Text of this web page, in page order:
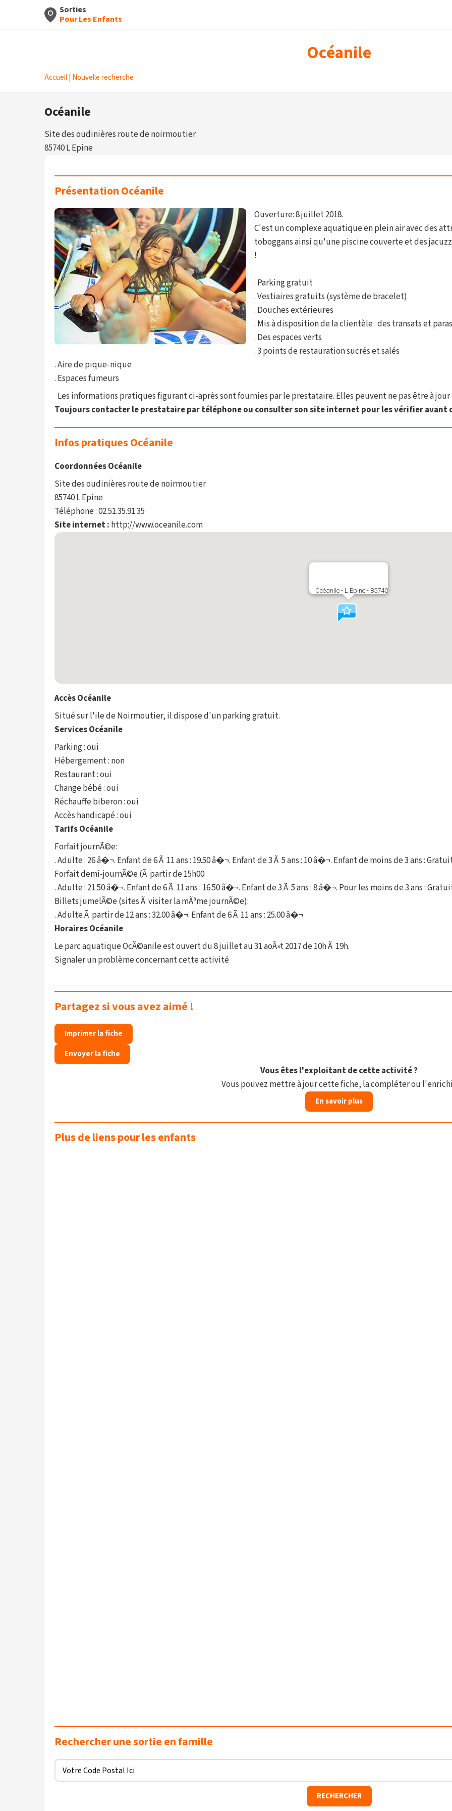
Sorties
Pour Les Enfants
Océanile
Accueil Nouvelle recherche
Océanile
Site des oudinières route de noirmoutier
85740 L Epine
Présentation Océanile
Ouverture: 8 juillet 2018.
C'est un complexe aquatique en plein air avec des
toboggans ainsi qu'une piscine couverte et des
!
. Parking gratuit
. Vestiaires gratuits (système de bracelet)
. Douches extérieures
. Mis à disposition de la clientèle : des transats et
. Des espaces verts
. 3 points de restauration sucrés et salés
. Aire de pique-nique
. Espaces fumeurs
Les informations pratiques figurant ci-après sont fournies par le prestataire. Elles peuvent ne pas être à
Toujours contacter le prestataire par téléphone ou consulter son site internet pour les vérifier avant
Infos pratiques Océanile
Coordonnées Océanile
Site des oudinières route de noirmoutier
85740 L Epine
Téléphone : 02.51.35.91.35
Site internet : http://www.oceanile.com
Océanile - L Epine - 85740
Accès Océanile
Situé sur l'ile de Noirmoutier, il dispose d'un parking gratuit.
Services Océanile
Parking : oui
Hébergement : non
Restaurant : oui
Change bébé : oui
Réchauffe biberon : oui
Accès handicapé : oui
Tarifs Océanile
Forfait journÃ©e:
. Adulte : 26 â�¬. Enfant de 6 Ã 11 ans : 19.50 â�¬. Enfant de 3 Ã 5 ans : 10 â�¬. Enfant de moins de 3 ans :
Forfait demi-journÃ©e (Ã partir de 15h00
. Adulte : 21.50 â�¬. Enfant de 6 Ã 11 ans : 16.50 â�¬. Enfant de 3 Ã 5 ans : 8 â�¬. Pour les moins de 3 ans :
Billets jumelÃ©e (sites Ã visiter la mÃªme journÃ©e):
. Adulte Ã partir de 12 ans : 32.00 â�¬. Enfant de 6 Ã 11 ans : 25.00 â�¬
Horaires Océanile
Le parc aquatique OcÃ©anile est ouvert du 8 juillet au 31 aoÃ»t 2017 de 10h Ã 19h.
Signaler un problème concernant cette activité
Partagez si vous avez aimé !
Imprimer la fiche
Envoyer la fiche
Vous êtes l'exploitant de cette activité ?
Vous pouvez mettre à jour cette fiche, la compléter ou
En savoir plus
Plus de liens pour les enfants
Rechercher une sortie en famille